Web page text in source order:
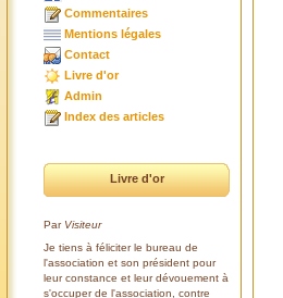
Commentaires
Mentions légales
Contact
Livre d'or
Admin
Index des articles
Livre d'or
Par Visiteur
Je tiens à féliciter le bureau de
l'association et son président pour
leur constance et leur dévouement à
s'occuper de l'association, contre